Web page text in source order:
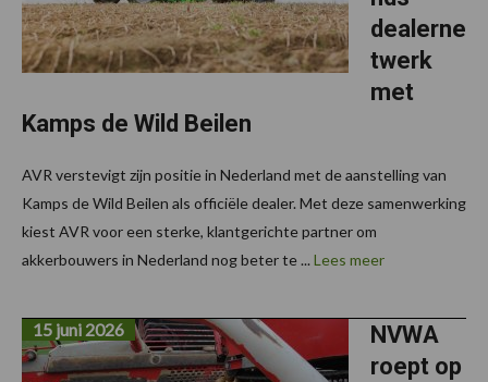
dealerne
twerk
met
Kamps de Wild Beilen
AVR verstevigt zijn positie in Nederland met de aanstelling van
Kamps de Wild Beilen als officiële dealer. Met deze samenwerking
kiest AVR voor een sterke, klantgerichte partner om
akkerbouwers in Nederland nog beter te ... Lees meer
NVWA
roept op
15 juni 2026